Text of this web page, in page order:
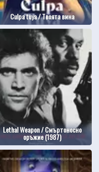
Culpa tuya / Твоята вина
Lethal Weapon / Смъртоносно
оръжие (1987)